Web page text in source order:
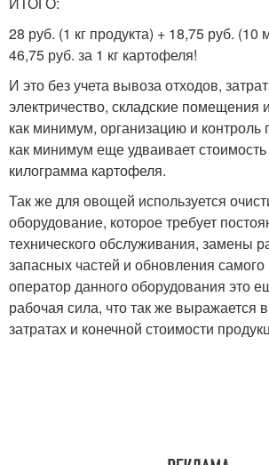
28 руб. (1 кг продукта) + 18,75 руб. (10
46,75 руб. за 1 кг картофеля!
И это без учета вывоза отходов,
электричество, складские
как минимум, организацию и контроль
как минимум еще удваивает
килограмма картофеля.
Так же для овощей используется
оборудование, которое требует
технического обслуживания, замены
запасных частей и обновления
оператор данного оборудования это
рабочая сила, что так же выражается
затратах и конечной стоимости